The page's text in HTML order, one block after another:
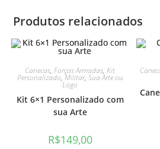
Produtos relacionados
Canecas,Forças Armadas,Kit
Personalizado, Militar, Sua Arte ou
Logo
Kit 6×1 Personalizado com
sua Arte
R$149,00